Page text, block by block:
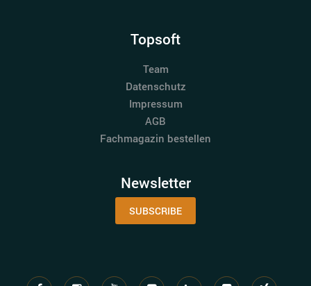
Topsoft
Team
Datenschutz
Impressum
AGB
Fachmagazin bestellen
Newsletter
SUBSCRIBE